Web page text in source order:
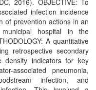
2016). OBJECTIVE: To
infection incidence
of prevention actions in an
hospital in the
A quantitative
retrospective secondary
density indicators for key
associated pneumonia,
infection, and